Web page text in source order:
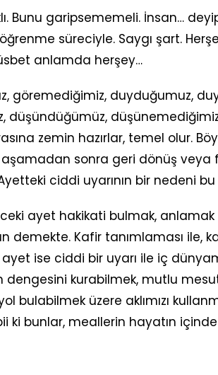
Bunu garipsememeli. İnsan…
süreciyle. Saygı şart.
anlamda herşey…
göremediğimiz, duyduğumuz,
düşündüğümüz,
zemin hazırlar, temel olur.
sonra geri dönüş veya
ciddi uyarının bir nedeni
ayet hakikati bulmak, anlamak
demekte. Kafir tanımlaması ile,
ayet ise ciddi bir uyarı ile iç
dengesini kurabilmek, mutlu
bulabilmek üzere aklımızı
ki bunlar, meallerin hayatın